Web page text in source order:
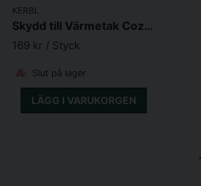
KERBL
Skydd till Värmetak CozyHeat
169 kr / Styck
Slut på lager
LÄGG I VARUKORGEN